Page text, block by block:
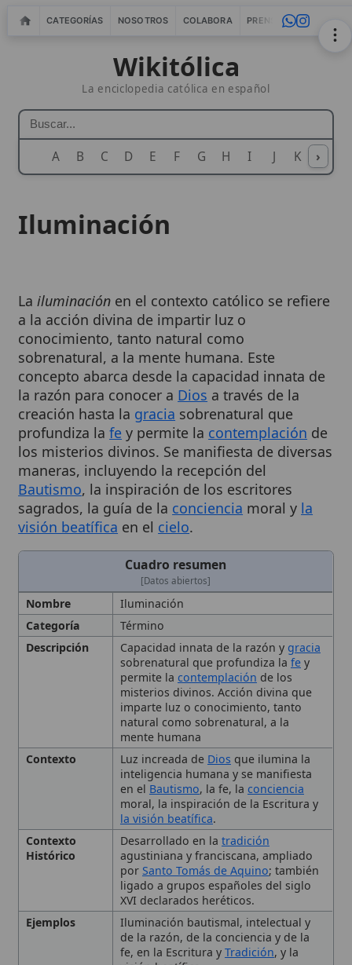
CATEGORÍAS NOSOTROS COLABORA PRENSA WEBMASTERS
Wikitólica
La enciclopedia católica en español
A B C D E F G H I J K L M
›
conocimiento, tanto natural como
sobrenatural, a la mente humana. Este
concepto abarca desde la capacidad innata de
la razón para conocer aDiosa través de la
creación hasta lagraciasobrenatural que
profundiza lafey permite lacontemplaciónde
los misterios divinos. Se manifiesta de diversas
maneras, incluyendo la recepción del
Bautismo
, la inspiración de los escritores
sagrados, la guía de laconcienciamoral y la
visión beatíficaen elcielo
Cuadro resumen
[Datos abiertos]
Nombre
Iluminación
Término
Descripción Capacidad innata de la razón ygracia
sobrenatural que profundiza la
permite lacontemplaciónde los
misterios divinos. Acción divina que
imparte luz o conocimiento, tanto
natural como sobrenatural, a la
mente humana
Luz increada deDiosque ilumina la
inteligencia humana y se manifiesta
en elBautismo, la fe, laconciencia
moral, la inspiración de la Escritura y
la visión beatífica.
Contexto
Desarrollado en latradición
agustiniana y franciscana, ampliado
porSanto Tomás de Aquino ; también
ligado a grupos españoles del siglo
XVI declarados heréticos.
Ejemplos
Iluminación bautismal, intelectual y
de la razón, de la conciencia y de la
fe, en la Escritura yTradición, y la
visión beatífica.
La luz divina es indispensable para el
conocimiento de Dios; la fe es
participación de esa luz; los
sacramentos y la gracia iluminan la
razón y la conciencia.